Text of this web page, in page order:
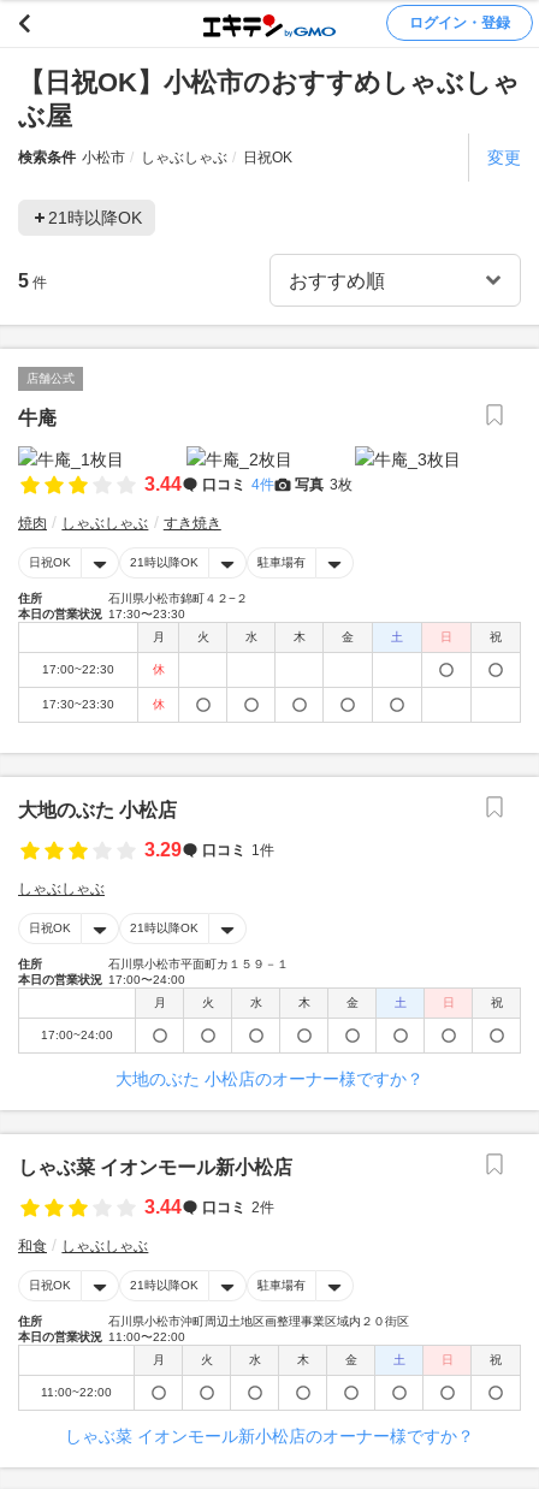
ログイン・登録
【日祝OK】小松市のおすすめしゃぶしゃ
ぶ屋
検索条件 小松市 しゃぶしゃぶ 日祝OK 変更
21時以降OK
5 件
店舗公式
牛庵
3.44 口コミ 4件 写真 3枚
焼肉 しゃぶしゃぶ すき焼き
日祝OK 21時以降OK 駐車場有
住所
石川県小松市錦町４２−２
本日の営業状況 17:30〜23:30
月
火 水 木 金 土 日 祝
17:00~22:30 休
17:30~23:30 休
大地のぶた 小松店
3.29
口コミ 1件
しゃぶしゃぶ
日祝OK 21時以降OK
住所
石川県小松市平面町カ１５９－１
本日の営業状況 17:00〜24:00
月
火 水 木 金 土 日 祝
17:00~24:00
大地のぶた 小松店のオーナー様ですか？
しゃぶ菜 イオンモール新小松店
3.44
口コミ 2件
和食 しゃぶしゃぶ
日祝OK 21時以降OK 駐車場有
住所
石川県小松市沖町周辺土地区画整理事業区域内２０街区
本日の営業状況 11:00〜22:00
月
火 水 木 金 土 日 祝
11:00~22:00
しゃぶ菜 イオンモール新小松店のオーナー様ですか？